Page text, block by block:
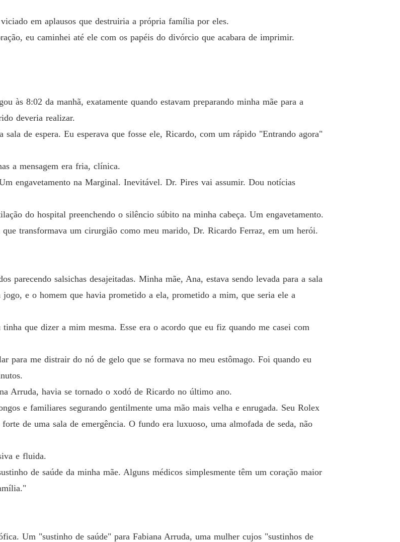
em aplausos que destruiria a própria família por eles.
eu caminhei até ele com os papéis do divórcio que acabara de imprimir.
às 8:02 da manhã, exatamente quando estavam preparando minha mãe para a
deveria realizar.
de espera. Eu esperava que fosse ele, Ricardo, com um rápido "Entrando agora"
a mensagem era fria, clínica.
engavetamento na Marginal. Inevitável. Dr. Pires vai assumir. Dou notícias
do hospital preenchendo o silêncio súbito na minha cabeça. Um engavetamento.
transformava um cirurgião como meu marido, Dr. Ricardo Ferraz, em um herói.
parecendo salsichas desajeitadas. Minha mãe, Ana, estava sendo levada para a sala
e o homem que havia prometido a ela, prometido a mim, que seria ele a
que dizer a mim mesma. Esse era o acordo que eu fiz quando me casei com
para me distrair do nó de gelo que se formava no meu estômago. Foi quando eu
Arruda, havia se tornado o xodó de Ricardo no último ano.
e familiares segurando gentilmente uma mão mais velha e enrugada. Seu Rolex
de uma sala de emergência. O fundo era luxuoso, uma almofada de seda, não
e fluida.
de saúde da minha mãe. Alguns médicos simplesmente têm um coração maior
Um "sustinho de saúde" para Fabiana Arruda, uma mulher cujos "sustinhos de